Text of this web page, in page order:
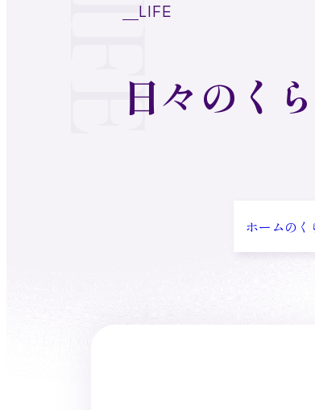
LIFE
日々のく
ホームのく